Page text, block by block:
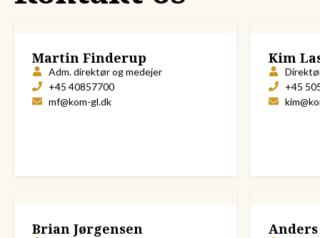
Martin Finderup
Adm. direktør og medejer
+45 40857700
mf@kom-gl.dk
Kim
+45
Brian Jørgensen